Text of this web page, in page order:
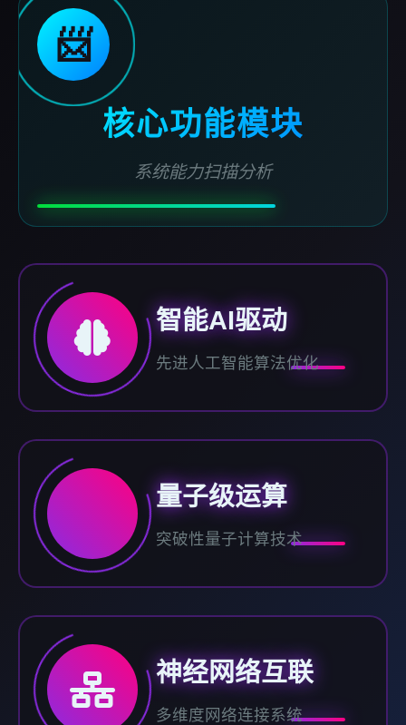
📨
核心功能模块
系统能力扫描分析
智能AI驱动
先进人工智能算法优化
量子级运算
突破性量子计算技术
神经网络互联
多维度网络连接系统